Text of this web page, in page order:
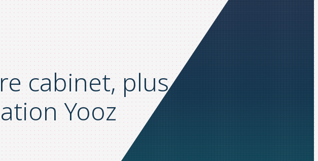
cabinet, plus efficace
Yooz